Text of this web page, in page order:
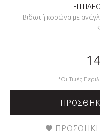
Bιδωτή κορώνα με
*Οι Τιμές